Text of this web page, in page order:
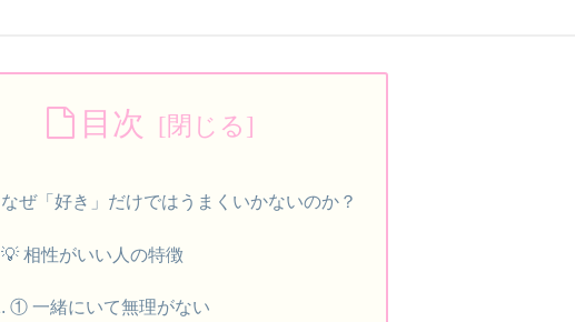
目次
なぜ「好き」だけではうまくいかないのか？
💡 相性がいい人の特徴
① 一緒にいて無理がない